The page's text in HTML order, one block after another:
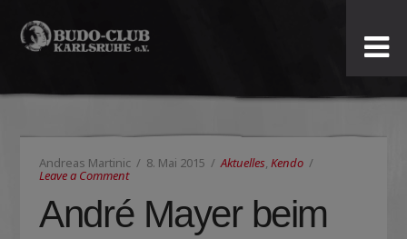
Budo-
Club
Karlsruhe
e.V.
Andreas Martinic 8. Mai 2015 Aktuelles, Kendo
Leave a Comment
André Mayer beim